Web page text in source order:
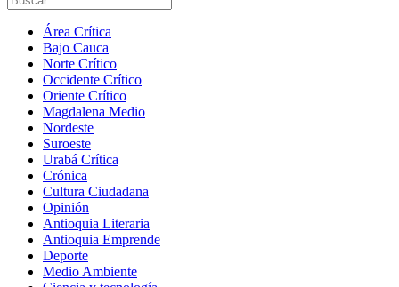
Área Crítica
Bajo Cauca
Norte Crítico
Occidente Crítico
Oriente Crítico
Magdalena Medio
Nordeste
Suroeste
Urabá Crítica
Crónica
Cultura Ciudadana
Opinión
Antioquia Literaria
Antioquia Emprende
Deporte
Medio Ambiente